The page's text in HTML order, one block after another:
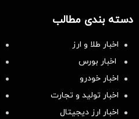
دسته بندی مطالب
اخبار طلا و ارز
اخبار بورس
اخبار خودرو
اخبار تولید و تجارت
اخبار ارز دیجیتال